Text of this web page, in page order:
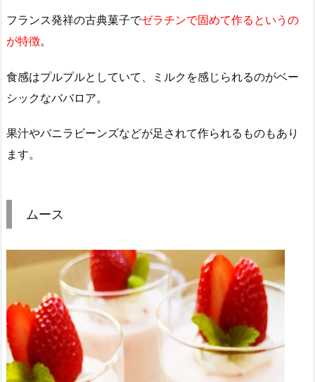
フランス発祥の古典菓子でゼラチンで固めて作るというの
が特徴。
食感はプルプルとしていて、ミルクを感じられるのがベー
シックなババロア。
果汁やバニラビーンズなどが足されて作られるものもあり
ます。
ムース